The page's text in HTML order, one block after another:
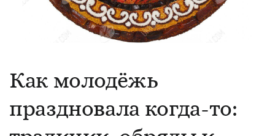
Как молодёжь
праздновала когда-то: